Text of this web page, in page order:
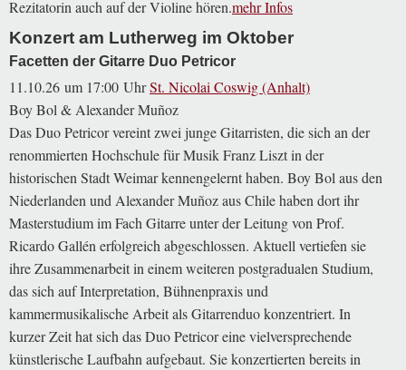
Rezitatorin auch auf der Violine hören.
Konzert am Lutherweg im Oktober
Facetten der Gitarre Duo Petricor
11.10.26 um 17:00 UhrSt. Nicolai Coswig (Anhalt)
Boy Bol & Alexander Muñoz
Das Duo Petricor vereint zwei junge Gitarristen, die sich an der
renommierten Hochschule für Musik Franz Liszt in der
historischen Stadt Weimar kennengelernt haben. Boy Bol aus den
Niederlanden und Alexander Muñoz aus Chile haben dort ihr
Masterstudium im Fach Gitarre unter der Leitung von Prof.
Ricardo Gallén erfolgreich abgeschlossen. Aktuell vertiefen sie
ihre Zusammenarbeit in einem weiteren postgradualen Studium,
das sich auf Interpretation, Bühnenpraxis und
kammermusikalische Arbeit als Gitarrenduo konzentriert. In
kurzer Zeit hat sich das Duo Petricor eine vielversprechende
künstlerische Laufbahn aufgebaut. Sie konzertierten bereits in